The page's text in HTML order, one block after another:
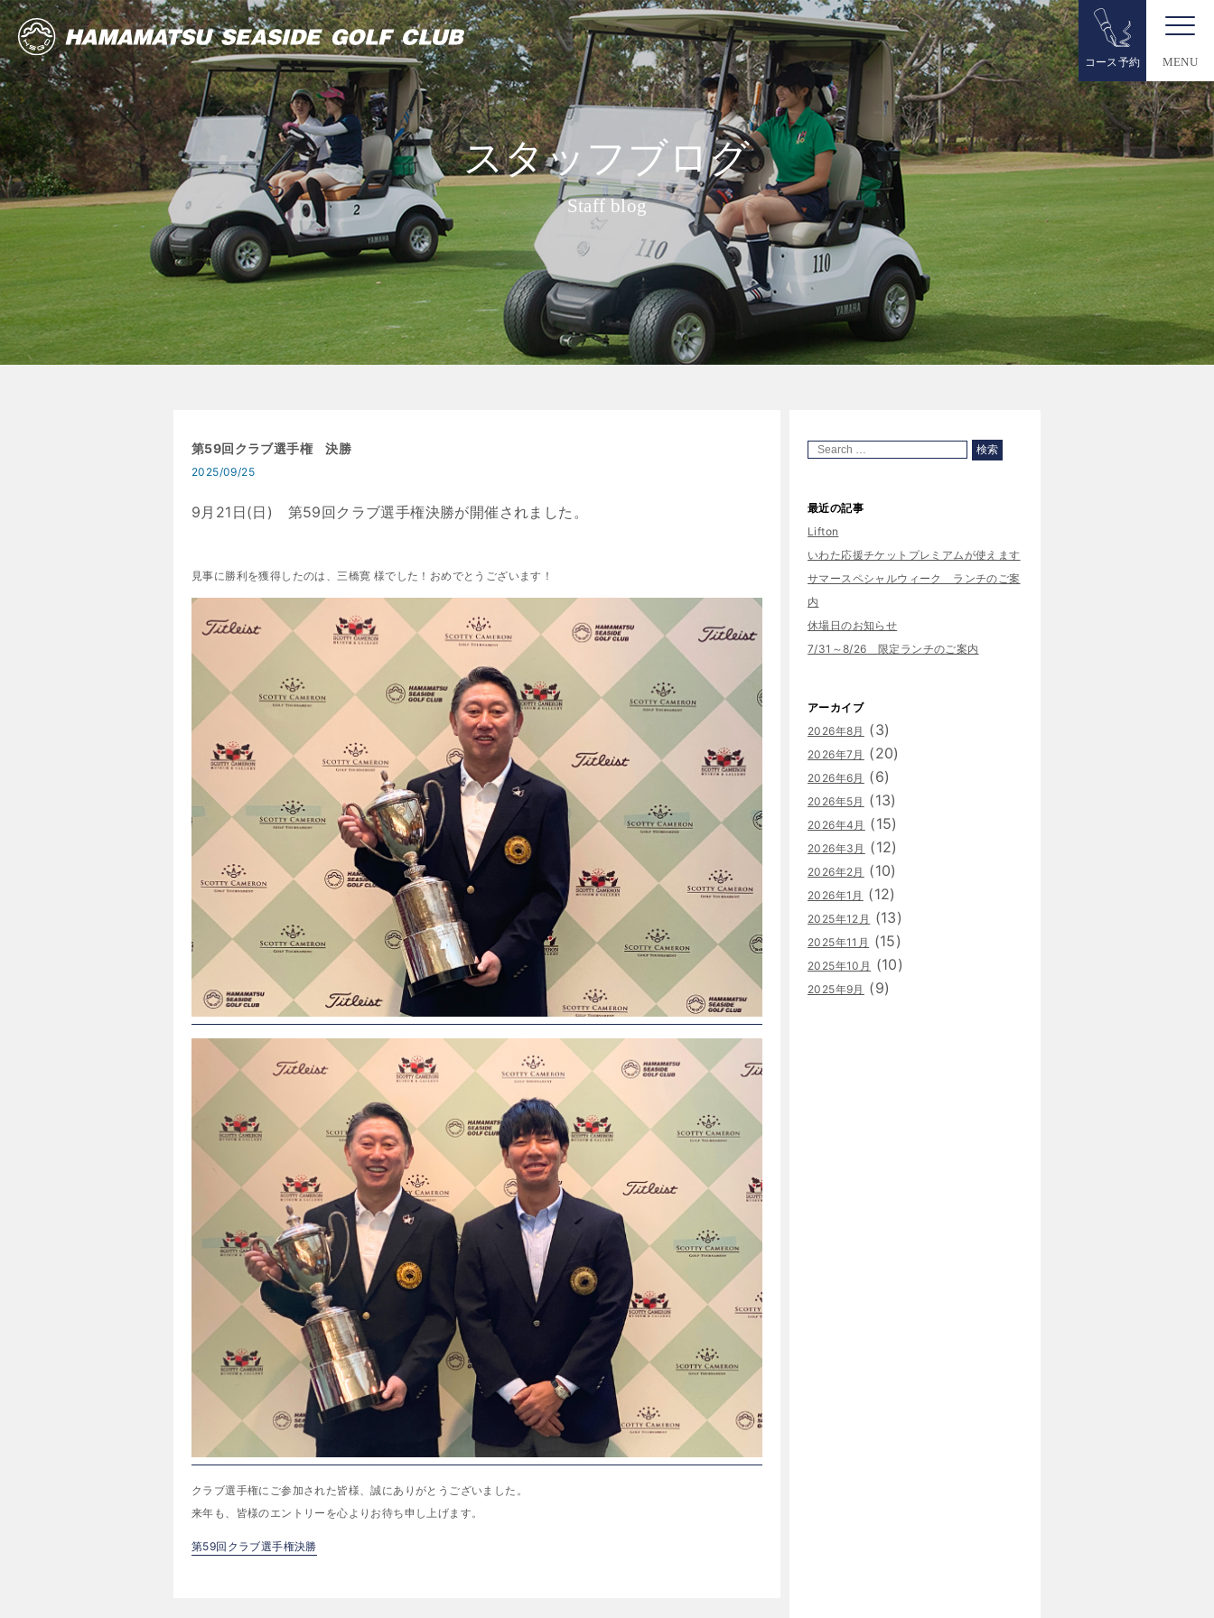
MENU
コース予約
スタッフブログ
Staff blog
第59回クラブ選手権 決勝
2025/09/25
9月21日(日) 第59回クラブ選手権決勝が開催されました。
見事に勝利を獲得したのは、三橋寛 様でした！おめでとうございます！
クラブ選手権にご参加された皆様、誠にありがとうございました。
来年も、皆様のエントリーを心よりお待ち申し上げます。
第59回クラブ選手権決勝
最近の記事
Lifton
いわた応援チケットプレミアムが使えます
サマースペシャルウィーク ランチのご案
内
休場日のお知らせ
7/31～8/26 限定ランチのご案内
アーカイブ
2026年8月 (3)
2026年7月 (20)
2026年6月 (6)
2026年5月 (13)
2026年4月 (15)
2026年3月 (12)
2026年2月 (10)
2026年1月 (12)
2025年12月 (13)
2025年11月 (15)
2025年10月 (10)
2025年9月 (9)